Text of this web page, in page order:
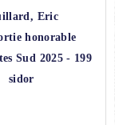
Eric
honorable
Sud 2025 - 199
sidor